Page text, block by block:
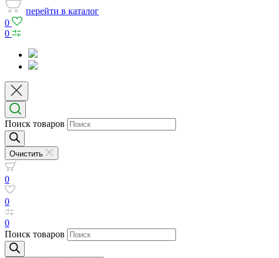
перейти в каталог
0
0
Поиск товаров
Очистить
0
0
0
Поиск товаров